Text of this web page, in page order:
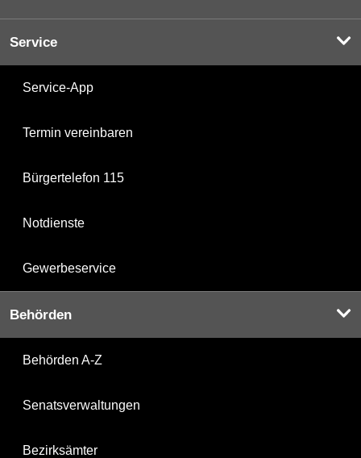
Service
Service-App
Termin vereinbaren
Bürgertelefon 115
Notdienste
Gewerbeservice
Behörden
Behörden A-Z
Senatsverwaltungen
Bezirksämter